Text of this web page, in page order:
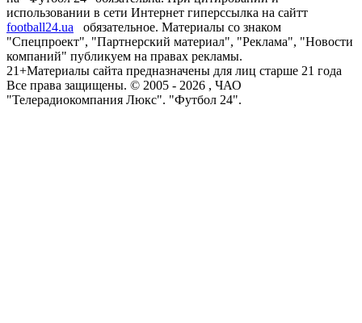
использовании в сети Интернет гиперссылка на сайтт
football24.ua
обязательное. Материалы со знаком
"Спецпроект", "Партнерский материал", "Реклама", "Новости
компаний" публикуем на правах рекламы.
21+Материалы сайта предназначены для лиц старше 21 года
Все права защищены. © 2005 - 2026 , ЧАО
"Телерадиокомпания Люкс". "Футбол 24".